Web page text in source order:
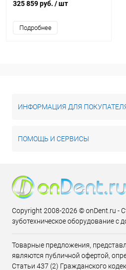
Series
325 859 руб. / шт
Подробнее
ИНФОРМАЦИЯ ДЛЯ
ПОМОЩЬ И СЕРВИСЫ
Copyright 2008-2026 © onDent.ru -
зуботехническое оборудование с
Товарные предложения,
являются публичной офертой,
Статьи 437 (2) Гражданского